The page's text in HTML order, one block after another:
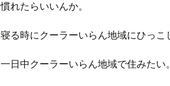
慣れたらいいんか。
寝る時にクーラーいらん地域にひっこ
一日中クーラーいらん地域で住みたい。